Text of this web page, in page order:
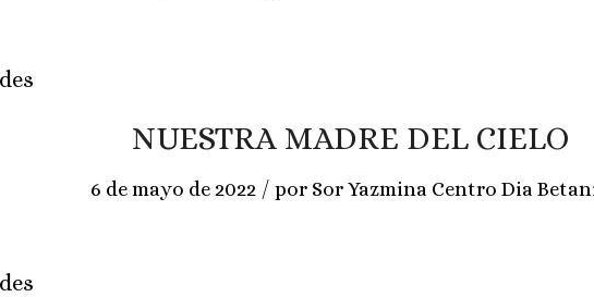
NUESTRA MADRE DEL CIELO
6 de mayo de 2022 / por Sor Yazmina Centro Dia